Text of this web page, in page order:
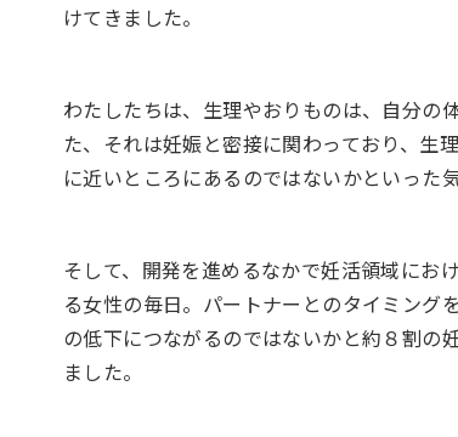
けてきました。
わたしたちは、生理やおりものは、自分の
た、それは妊娠と密接に関わっており、生
に近いところにあるのではないかといった
そして、開発を進めるなかで妊活領域にお
る女性の毎日。パートナーとのタイミング
の低下につながるのではないかと約８割の
ました。